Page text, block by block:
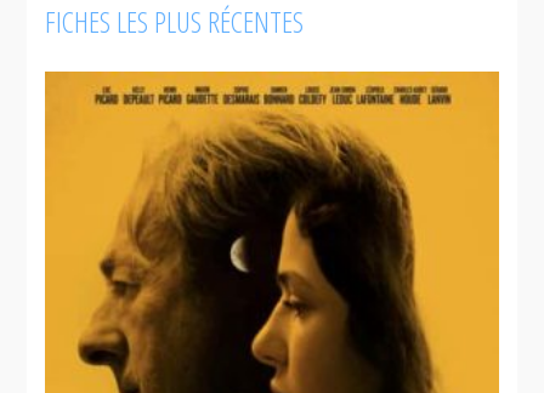
Le
FICHES LES PLUS RÉCENTES